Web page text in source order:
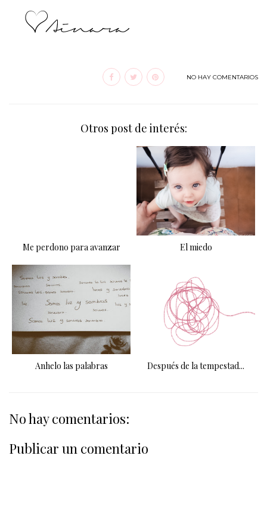
NO HAY COMENTARIOS
Otros post de interés:
Me perdono para avanzar El miedo
Anhelo las palabras Después de la tempestad...
No hay comentarios:
Publicar un comentario